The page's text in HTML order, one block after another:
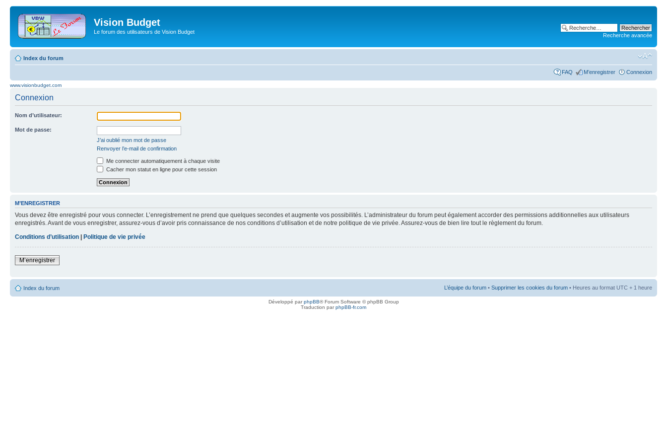
Vision Budget
Le forum des utilisateurs de Vision Budget
Recherche avancée
Index du forum
FAQ M’enregistrer Connexion
www.visionbudget.com
Connexion
Nom d’utilisateur:
Mot de passe:
J’ai oublié mon mot de passe
Renvoyer l’e-mail de confirmation
Me connecter automatiquement à chaque visite
Cacher mon statut en ligne pour cette session
M’ENREGISTRER
Vous devez être enregistré pour vous connecter. L’enregistrement ne prend que quelques secondes et augmente vos possibilités. L’administrateur du forum peut également accorder des permissions additionnelles aux utilisateurs
enregistrés. Avant de vous enregistrer, assurez-vous d’avoir pris connaissance de nos conditions d’utilisation et de notre politique de vie privée. Assurez-vous de bien lire tout le règlement du forum.
Conditions d’utilisation | Politique de vie privée
M’enregistrer
Index du forum L’équipe du forum • Supprimer les cookies du forum • Heures au format UTC + 1 heure
Développé parphpBB® Forum Software © phpBB Group
Traduction parphpBB-fr.com